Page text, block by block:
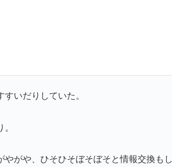
いだりしていた。
がや、ひそひそぼそぼそと情報交換もし